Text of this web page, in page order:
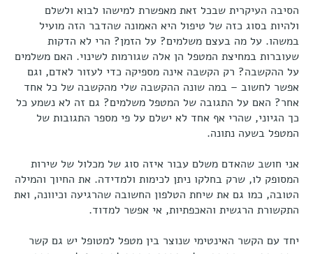
הסיבה העיקרית שבכל זאת מאפשרת למישהו לבוא ולשלם
ולהיות בסוג כזה של טיפול היא האמונה שהדבר הזה מועיל
במשהו. על מה בעצם משלמים? על הזמן? הרי לא הדקות
שעוברות במחיצת המטפל הן אלה שגורמות לשינוי. האם משלמים
על ההקשבה? רק הקשבה אינה מספיקה כדי לעזור לאדם, וגם
אפשר לחשוב – במה שונה ההקשבה שלי מהקשבה של כל אחד
אחר? האם על התגובה של המטפל משלמים? גם זה לא נשמע כל
כך הגיוני, שהרי אף אחד לא ישלם על פי מספר התגובות של
המטפל בשעה נתונה.
אני חושב שהאדם משלם עבור איזה סוג של מכלול של שירות
המסופק לו, שרק בחלקו ניתן לכימות ולמדידה. את החיוך והמילה
הטובה, כמו גם את שיחת הטלפון החשובה שהרגיעה וכיוונה, ואת
התקשורת הרגשית והאכפתיות, אי אפשר למדוד.
יחד עם הקשר האינטימי שנוצר בין מטפל למטופל יש גם קשר